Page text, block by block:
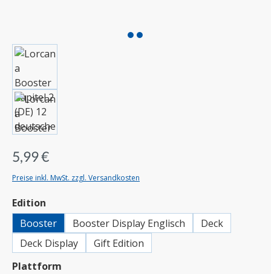
5,99 €
Preise inkl. MwSt. zzgl. Versandkosten
Edition
Booster
Booster Display Englisch
Deck
Deck Display
Gift Edition
Plattform